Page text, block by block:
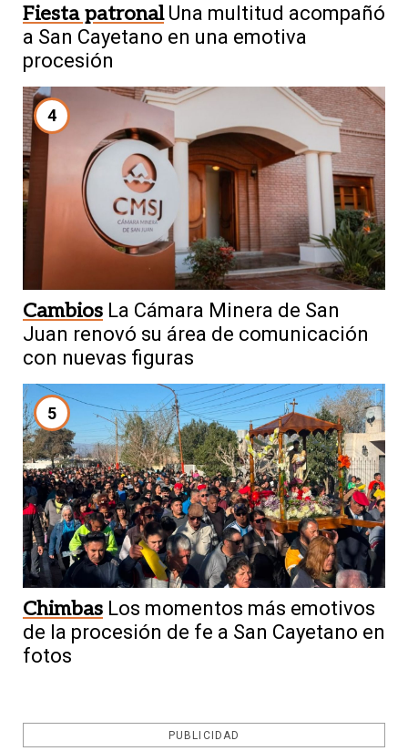
Fiesta patronal Una multitud acompañó
a San Cayetano en una emotiva
procesión
4
Cambios La Cámara Minera de San
Juan renovó su área de comunicación
con nuevas figuras
5
Chimbas Los momentos más emotivos
de la procesión de fe a San Cayetano en
fotos
PUBLICIDAD